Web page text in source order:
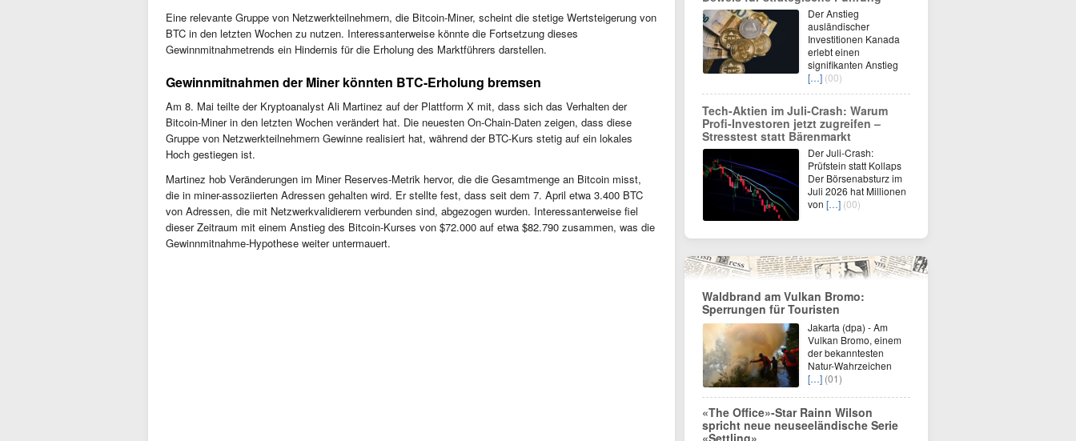
Eine relevante Gruppe von Netzwerkteilnehmern, die Bitcoin-Miner, scheint die stetige Wertsteigerung von
BTC in den letzten Wochen zu nutzen. Interessanterweise könnte die Fortsetzung dieses
Gewinnmitnahmetrends ein Hindernis für die Erholung des Marktführers darstellen.
Gewinnmitnahmen der Miner könnten BTC-Erholung bremsen
Am 8. Mai teilte der Kryptoanalyst Ali Martinez auf der Plattform X mit, dass sich das Verhalten der
Bitcoin-Miner in den letzten Wochen verändert hat. Die neuesten On-Chain-Daten zeigen, dass diese
Gruppe von Netzwerkteilnehmern Gewinne realisiert hat, während der BTC-Kurs stetig auf ein lokales
Hoch gestiegen ist.
Martinez hob Veränderungen im Miner Reserves-Metrik hervor, die die Gesamtmenge an Bitcoin misst,
die in miner-assoziierten Adressen gehalten wird. Er stellte fest, dass seit dem 7. April etwa 3.400 BTC
von Adressen, die mit Netzwerkvalidierern verbunden sind, abgezogen wurden. Interessanterweise fiel
dieser Zeitraum mit einem Anstieg des Bitcoin-Kurses von $72.000 auf etwa $82.790 zusammen, was die
Gewinnmitnahme-Hypothese weiter untermauert.
Der Anstieg
ausländischer
Investitionen Kanada
erlebt einen
signifikanten Anstieg
[…] (00)
Tech-Aktien im Juli-Crash: Warum
Profi-Investoren jetzt zugreifen –
Stresstest statt Bärenmarkt
Der Juli-Crash:
Prüfstein statt Kollaps
Der Börsenabsturz im
Juli 2026 hat Millionen
von […] (00)
Waldbrand am Vulkan Bromo:
Sperrungen für Touristen
Jakarta (dpa) - Am
Vulkan Bromo, einem
der bekanntesten
Natur-Wahrzeichen
[…] (01)
«The Office»-Star Rainn Wilson
spricht neue neuseeländische Serie
«Settling»